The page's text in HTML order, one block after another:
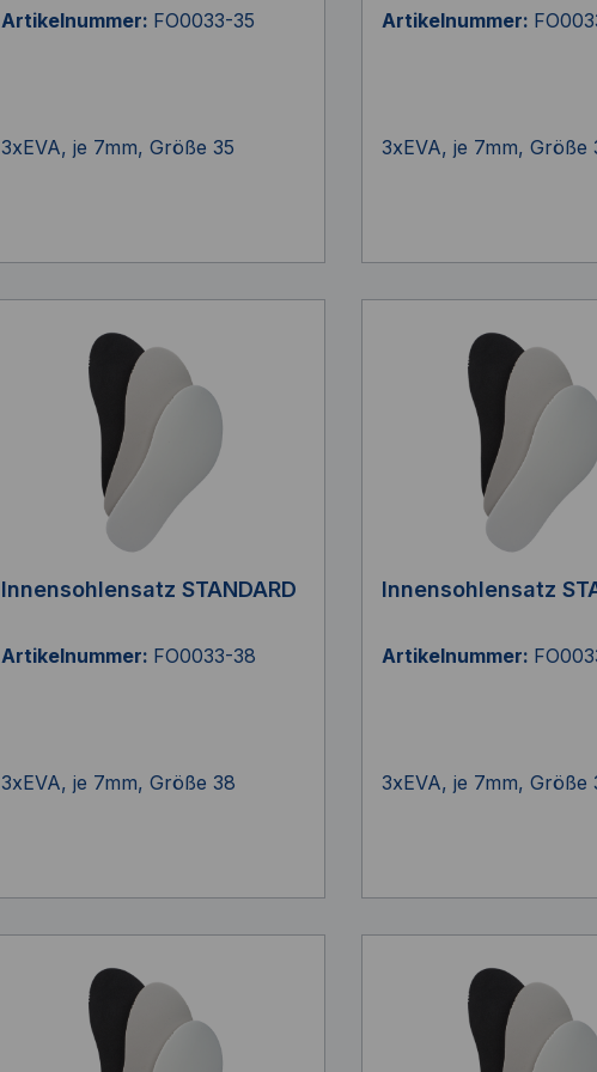
Artikelnummer: FO0033-35
3xEVA, je 7mm, Größe 35
Artikelnummer:
3xEVA, je 7mm, Größe
Innensohlensatz STANDARD
Artikelnummer: FO0033-38
3xEVA, je 7mm, Größe 38
Innensohlensatz
Artikelnummer:
3xEVA, je 7mm, Größe